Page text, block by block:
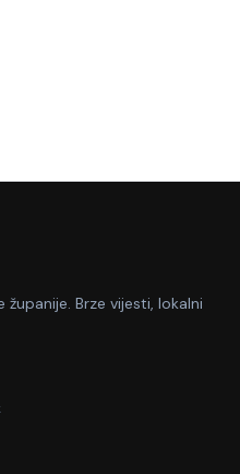
Brze vijesti, lokalni